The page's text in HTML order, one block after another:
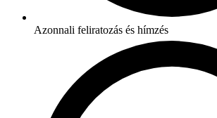
Azonnali feliratozás és hímzés